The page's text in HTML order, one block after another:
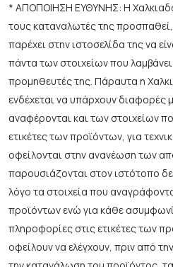
* ΑΠΟΠΟΙΗΣΗ ΕΥΘΥΝΗΣ: Η
τους καταναλωτές της
παρέχει στην ιστοσελίδα της να
πάντα των στοιχείων που
προμηθευτές της. Πάραυτα η
ενδέχεται να υπάρχουν διαφορές
αναφέρονται και των στοιχείων
ετικέτες των προϊόντων, για
οφείλονται στην ανανέωση των
παρουσιάζονται στον ιστότοπο
λόγο τα στοιχεία που
προϊόντων ενώ για κάθε
πληροφορίες στις ετικέτες των
οφείλουν να ελέγχουν, πριν από